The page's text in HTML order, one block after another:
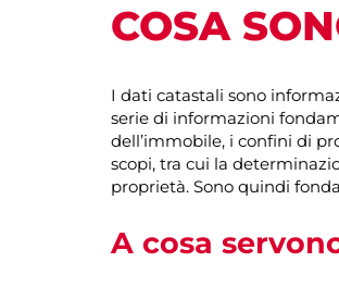
COSA
I dati catastali sono
serie di informazioni
dell’immobile, i confini di
scopi, tra cui la
proprietà. Sono quindi
A cosa